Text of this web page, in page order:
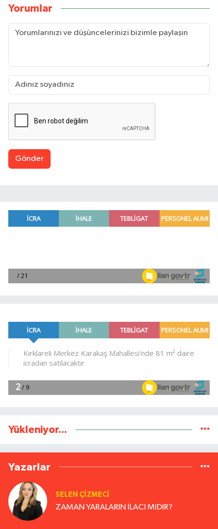
Yorumlar
Gönder
Yükleniyor...
Yazarlar
SELEN ÇİZMECİ
ZAMAN YARALARIN İLACI MIDIR?